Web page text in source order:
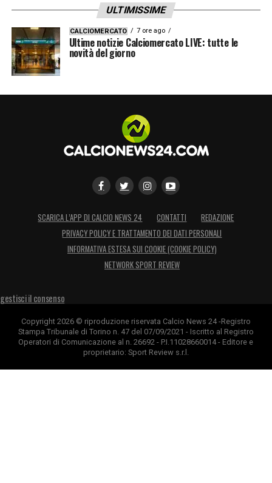
ULTIMISSIME
CALCIOMERCATO 7 ore ago
Ultime notizie Calciomercato LIVE: tutte le
novità del giorno
SCARICA L’APP DI CALCIO NEWS 24 CONTATTI
REDAZIONE
PRIVACY POLICY E TRATTAMENTO DEI DATI PERSONALI
INFORMATIVA ESTESA SUI COOKIE (COOKIE POLICY)
NETWORK SPORT REVIEW
gestisci il consenso
Copyright 2026 © riproduzione riservata Calcio News 24 -Registro
Stampa Tribunale di Torino n. 47 del 07/09/2021 - Iscritto al Registro
Operatori di Comunicazione al n. 26692 - P.I.11028660014 - Editore e
proprietario: Sport Review s.r.l.